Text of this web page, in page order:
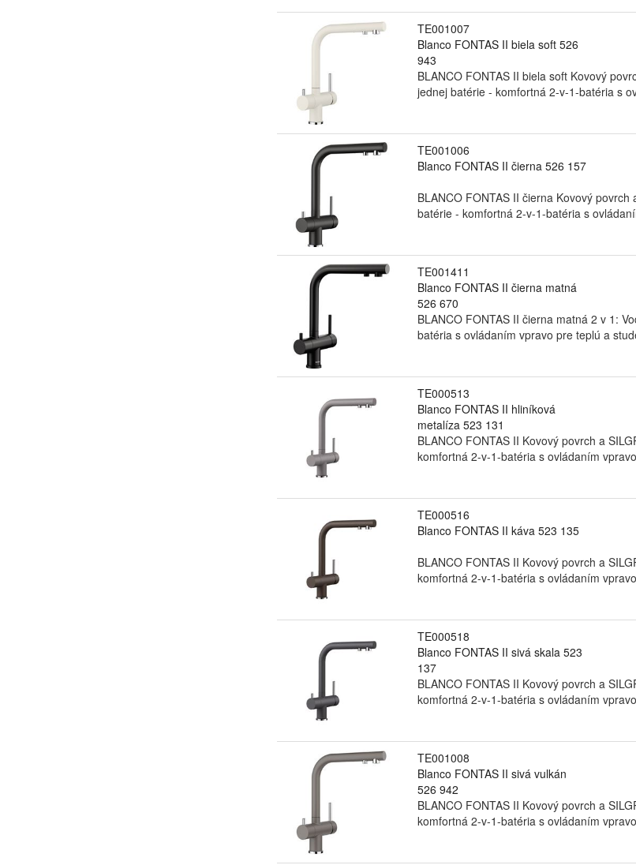
TE001007
Blanco FONTAS II biela soft 526
943
BLANCO FONTAS II biela soft Kovový
jednej batérie - komfortná 2-v-1-batéria s
TE001006
Blanco FONTAS II čierna 526 157
BLANCO FONTAS II čierna Kovový
batérie - komfortná 2-v-1-batéria s
TE001411
Blanco FONTAS II čierna matná
526 670
BLANCO FONTAS II čierna matná 2 v 1:
batéria s ovládaním vpravo pre teplú a
TE000513
Blanco FONTAS II hliníková
metalíza 523 131
BLANCO FONTAS II Kovový povrch a
komfortná 2-v-1-batéria s ovládaním
TE000516
Blanco FONTAS II káva 523 135
BLANCO FONTAS II Kovový povrch a
komfortná 2-v-1-batéria s ovládaním
TE000518
Blanco FONTAS II sivá skala 523
137
BLANCO FONTAS II Kovový povrch a
komfortná 2-v-1-batéria s ovládaním
TE001008
Blanco FONTAS II sivá vulkán
526 942
BLANCO FONTAS II Kovový povrch a
komfortná 2-v-1-batéria s ovládaním